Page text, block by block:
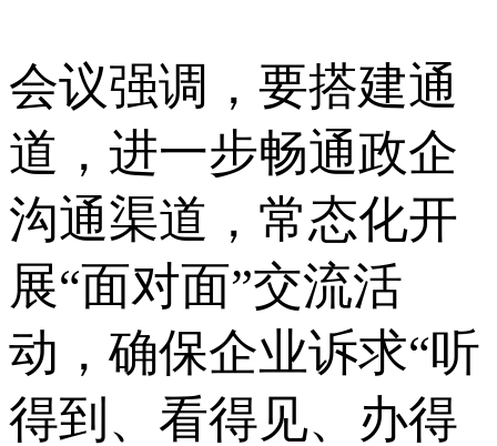
会议强调，要搭建通
道，进一步畅通政企
沟通渠道，常态化开
展“面对面”交流活
动，确保企业诉求“听
得到、看得见、办得